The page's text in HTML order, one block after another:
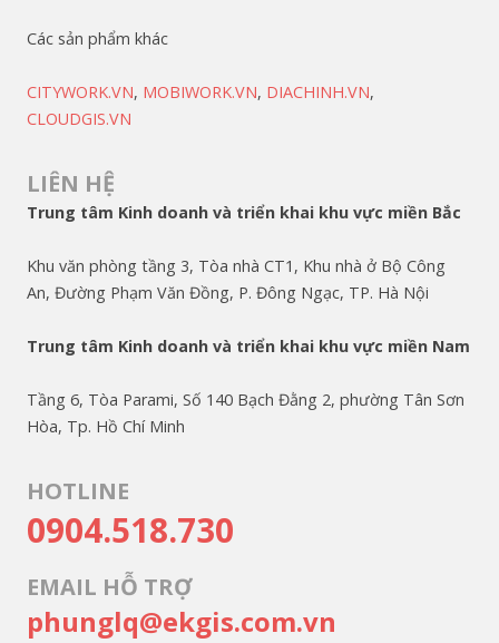
Các sản phẩm khác
CITYWORK.VN, MOBIWORK.VN, DIACHINH.VN,
CLOUDGIS.VN
LIÊN HỆ
Trung tâm Kinh doanh và triển khai khu vực miền Bắc
Khu văn phòng tầng 3, Tòa nhà CT1, Khu nhà ở Bộ Công
An, Đường Phạm Văn Đồng, P. Đông Ngạc, TP. Hà Nội
Trung tâm Kinh doanh và triển khai khu vực miền Nam
Tầng 6, Tòa Parami, Số 140 Bạch Đằng 2, phường Tân Sơn
Hòa, Tp. Hồ Chí Minh
HOTLINE
0904.518.730
EMAIL HỖ TRỢ
phunglq@ekgis.com.vn